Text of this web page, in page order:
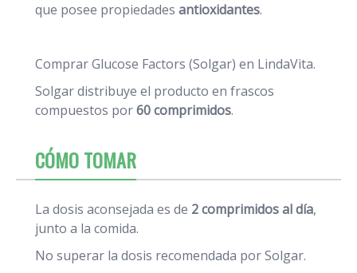
que posee propiedades antioxidantes.
Comprar Glucose Factors (Solgar) en LindaVita.
Solgar distribuye el producto en frascos
compuestos por60 comprimidos.
CÓMO TOMAR
La dosis aconsejada es de 2 comprimidos al día,
junto a la comida.
No superar la dosis recomendada por Solgar.